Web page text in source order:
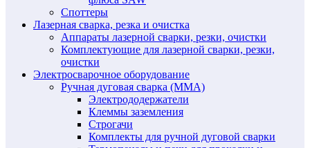
Споттеры
Лазерная сварка, резка и очистка
Аппараты лазерной сварки, резки, очистки
Комплектующие для лазерной сварки, резки,
очистки
Электросварочное оборудование
Ручная дуговая сварка (MMA)
Электрододержатели
Клеммы заземления
Строгачи
Комплекты для ручной дуговой сварки